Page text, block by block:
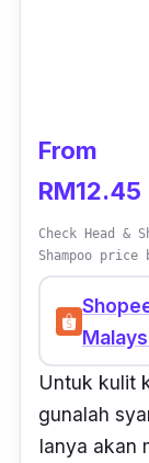
From
RM12.45
Check Head &
Shampoo price
Untuk kulit
gunalah
Ianya akan